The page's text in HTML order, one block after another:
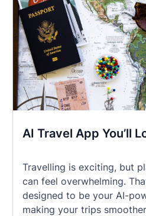
AI Travel App You’ll
Travelling is exciting, but
can feel overwhelming.
designed to be your AI-
making your trips